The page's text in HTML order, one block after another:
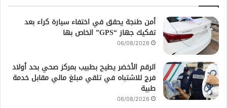
أمن طنجة يحقق في اختفاء سيارة كراء بعد
تفكيك جهاز “GPS” الخاص بها
06/08/2026
الرقم الأخضر يطيح بطبيب بمركز صحي بحد أولاد
فرج للاشتباه في تلقي مبلغ مالي مقابل خدمة
طبية
06/08/2026